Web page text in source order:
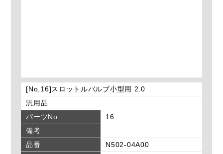
[No,16]スロットルバルブ小型用 2.0
汎用品
パーツNo
16
備考
品番
N502-04A00